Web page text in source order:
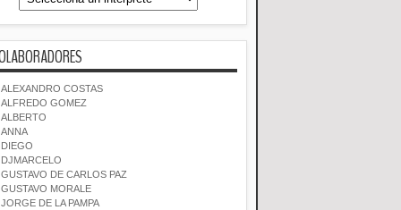
ALEXANDRO COSTAS
ALFREDO GOMEZ
ALBERTO
ANNA
DIEGO
DJMARCELO
GUSTAVO DE CARLOS PAZ
GUSTAVO MORALE
JORGE DE LA PAMPA